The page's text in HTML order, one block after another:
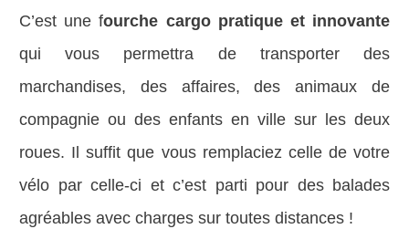
C’est une fourche cargo pratique et innovante
qui vous permettra de transporter des
marchandises, des affaires, des animaux de
compagnie ou des enfants en ville sur les deux
roues. Il suffit que vous remplaciez celle de votre
vélo par celle-ci et c’est parti pour des balades
agréables avec charges sur toutes distances !